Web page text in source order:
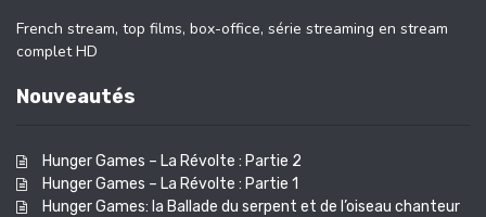
French stream, top films, box-office, série streaming en stream
complet HD
Nouveautés
Hunger Games – La Révolte : Partie 2
Hunger Games – La Révolte : Partie 1
Hunger Games: la Ballade du serpent et de l’oiseau chanteur